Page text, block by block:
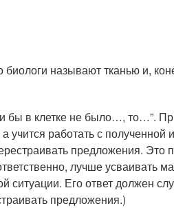
называют тканью и,
бы в клетке не было…, то…”.
учится работать с
предложения. Это
лучше усваивать
ситуации. Его ответ должен
предложения.)